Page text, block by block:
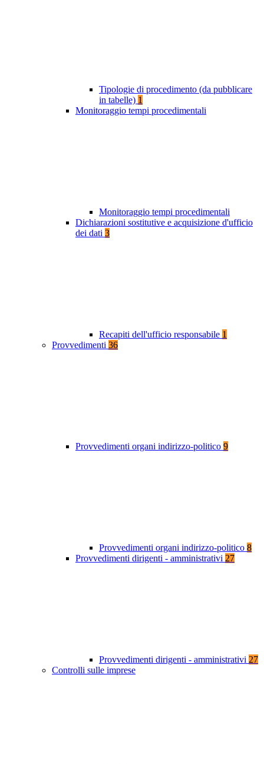
Tipologie di procedimento (da pubblicare
in tabelle) 1
Monitoraggio tempi procedimentali
Monitoraggio tempi procedimentali
Dichiarazioni sostitutive e acquisizione d'ufficio
dei dati 3
Recapiti dell'ufficio responsabile 1
Provvedimenti 36
Provvedimenti organi indirizzo-politico 9
Provvedimenti organi indirizzo-politico 8
Provvedimenti dirigenti - amministrativi 27
Provvedimenti dirigenti - amministrativi 27
Controlli sulle imprese